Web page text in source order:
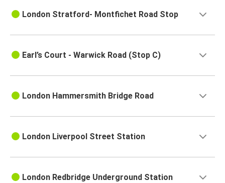
London Stratford- Montfichet Road Stop
Earl’s Court - Warwick Road (Stop C)
London Hammersmith Bridge Road
London Liverpool Street Station
London Redbridge Underground Station